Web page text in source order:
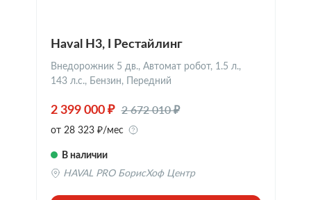
Haval H3, I Рестайлинг
Внедорожник 5 дв., Автомат робот, 1.5 л.,
143 л.с., Бензин, Передний
2 399 000 ₽ 2 672 010 ₽
от 28 323 ₽/мес
В наличии
HAVAL PRO БорисХоф Центр